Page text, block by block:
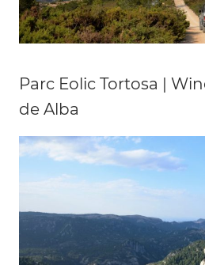
Parc Eolic Tortosa |
de Alba